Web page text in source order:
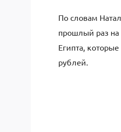
По словам
прошлый раз на
Египта,
рублей.